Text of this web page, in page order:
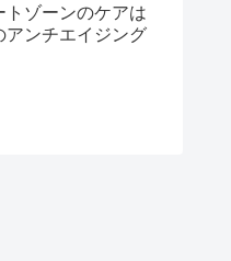
トゾーンのケアは
アンチエイジング